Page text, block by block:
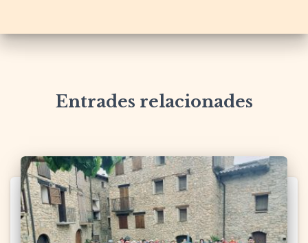
Entrades relacionades